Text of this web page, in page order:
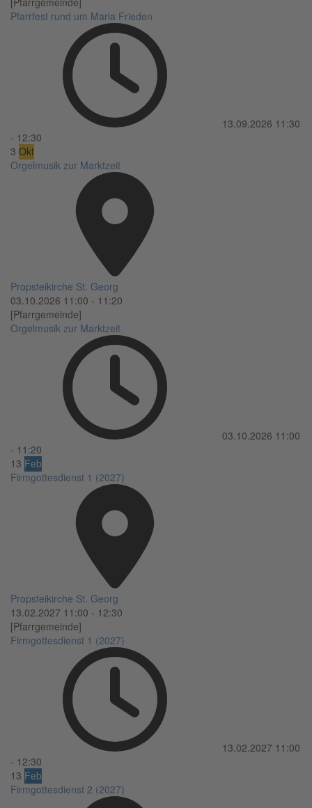
Pfarrfest rund um Maria Frieden
13.09.2026 11:30
- 12:30
3 Okt
Orgelmusik zur Marktzeit
Propsteikirche St. Georg
03.10.2026 11:00 - 11:20
[Pfarrgemeinde]
Orgelmusik zur Marktzeit
03.10.2026 11:00
- 11:20
13 Feb
Firmgottesdienst 1 (2027)
Propsteikirche St. Georg
13.02.2027 11:00 - 12:30
[Pfarrgemeinde]
Firmgottesdienst 1 (2027)
13.02.2027 11:00
- 12:30
13 Feb
Firmgottesdienst 2 (2027)